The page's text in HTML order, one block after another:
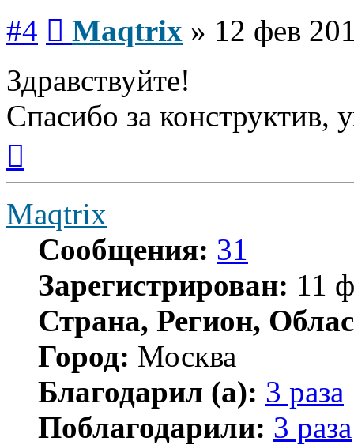
#4 Maqtrix » 12 фев
Здравствуйте!
Спасибо за конструктив,
началу
Maqtrix
Сообщения: 31
Зарегистрирован: 11
Страна, Регион,
Город: Москва
Благодарил (а): 3 раза
Поблагодарили: 3 раза